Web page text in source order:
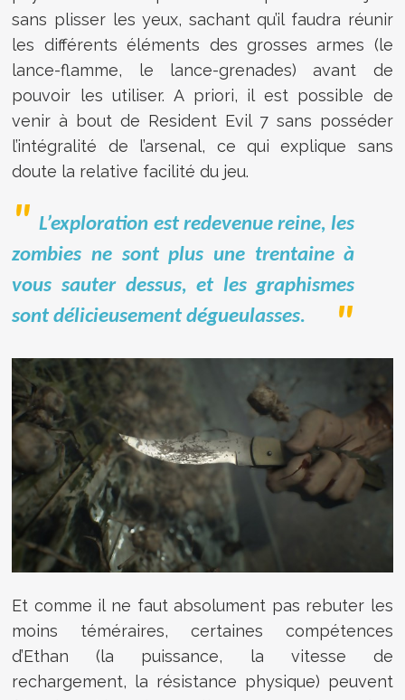
sans plisser les yeux, sachant qu’il faudra réunir
les différents éléments des grosses armes (le
lance-flamme, le lance-grenades) avant de
pouvoir les utiliser. A priori, il est possible de
venir à bout de Resident Evil 7 sans posséder
l’intégralité de l’arsenal, ce qui explique sans
doute la relative facilité du jeu.
L’exploration est redevenue reine, les
zombies ne sont plus une trentaine à
vous sauter dessus, et les graphismes
sont délicieusement dégueulasses.
Et comme il ne faut absolument pas rebuter les
moins téméraires, certaines compétences
d’Ethan (la puissance, la vitesse de
rechargement, la résistance physique) peuvent